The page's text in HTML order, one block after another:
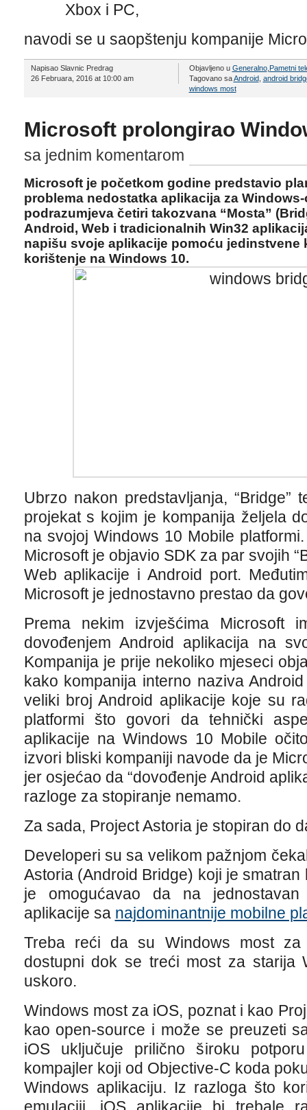
Xbox i PC,
navodi se u saopštenju kompanije
Napisao Slavnic Predrag
26 Februara, 2016 at 10:00 am
Objavljeno u Generalno, Pametni
Tagovano saAndroid, android
windows most
Microsoft prolongirao
sa jednim komentarom
Microsoft je početkom godine predstavio
problema nedostatka aplikacija za
podrazumjeva četiri takozvana “Mosta”
Android, Web i tradicionalnih Win32
napišu svoje aplikacije pomoću jedinstvene
korištenje na Windows 10.
Ubrzo nakon predstavljanja, “Bridge”
projekat s kojim je kompanija željela
na svojoj Windows 10 Mobile
Microsoft je objavio SDK za par svojih
Web aplikacije i Android port.
Microsoft je jednostavno prestao da
Prema nekim izvješćima Microsoft
dovođenjem Android aplikacija na
Kompanija je prije nekoliko mjeseci
kako kompanija interno naziva
veliki broj Android aplikacije koje su
platformi što govori da tehnički
aplikacije na Windows 10 Mobile
izvori bliski kompaniji navode da je
jer osjećao da “dovođenje Android
razloge za stopiranje nemamo.
Za sada, Project Astoria je stopiran do
Developeri su sa velikom pažnjom
Astoria (Android Bridge) koji je smatran
je omogućavao da na jednostavan
aplikacije sa najdominantnije mobilne
Treba reći da su Windows most
dostupni dok se treći most za starija
uskoro.
Windows most za iOS, poznat i kao
kao open-source i može se preuzeti
iOS uključuje prilično široku
kompajler koji od Objective-C koda
Windows aplikaciju. Iz razloga što